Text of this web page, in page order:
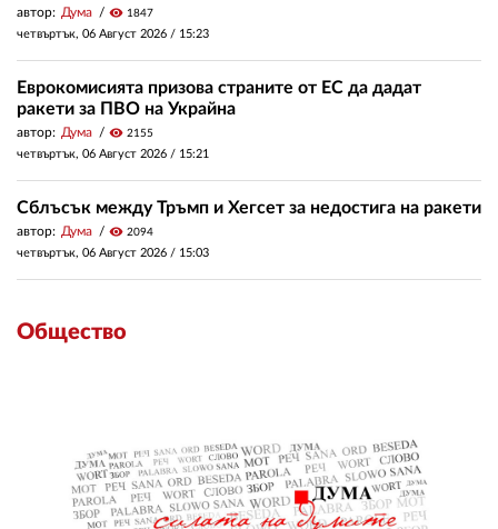
автор: Дума visibility 1847
четвъртък, 06 Август 2026 / 15:23
Еврокомисията призова страните от ЕС да дадат
ракети за ПВО на Украйна
автор: Дума visibility 2155
четвъртък, 06 Август 2026 / 15:21
Сблъсък между Тръмп и Хегсет за недостига на ракети
автор: Дума visibility 2094
четвъртък, 06 Август 2026 / 15:03
Общество